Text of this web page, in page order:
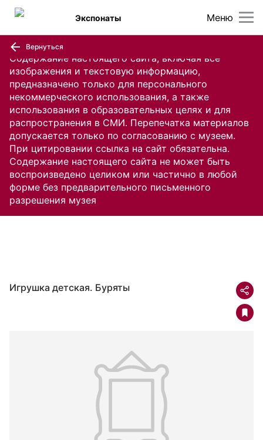
Содержание настоящего сайта, включая все
изображения и текстовую информацию,
предназначено только для персонального
некоммерческого использования, а также
использования в образовательных целях и для
распространения в СМИ. Перепечатка материалов
допускается только по согласованию с музеем.
При цитировании ссылка на сайт обязательна.
Содержание настоящего сайта не может быть
воспроизведено целиком или частично в любой
форме без предварительного письменного
разрешения музея
Меню
Экспонаты
Вернуться
Игрушка детская. Буряты